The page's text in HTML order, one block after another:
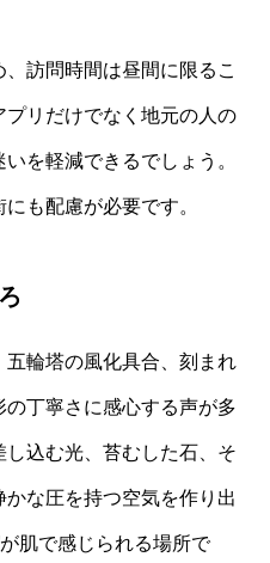
訪問時間は昼間に限るこ
リだけでなく地元の人の
を軽減できるでしょう。
も配慮が必要です。
輪塔の風化具合、刻まれ
丁寧さに感心する声が多
し込む光、苔むした石、そ
な圧を持つ空気を作り出
肌で感じられる場所で